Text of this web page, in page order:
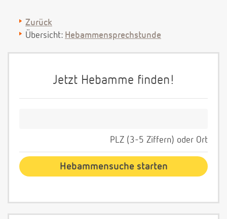
Zurück
Übersicht: Hebammensprechstunde
Jetzt Hebamme finden!
PLZ (3-5 Ziffern) oder Ort